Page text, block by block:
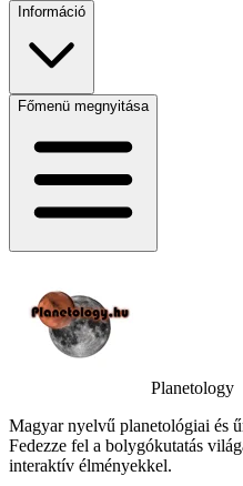
Információ
Főmenü megnyitása
Planetology
Magyar nyelvű planetológiai és
Fedezze fel a bolygókutatás
interaktív élményekkel.